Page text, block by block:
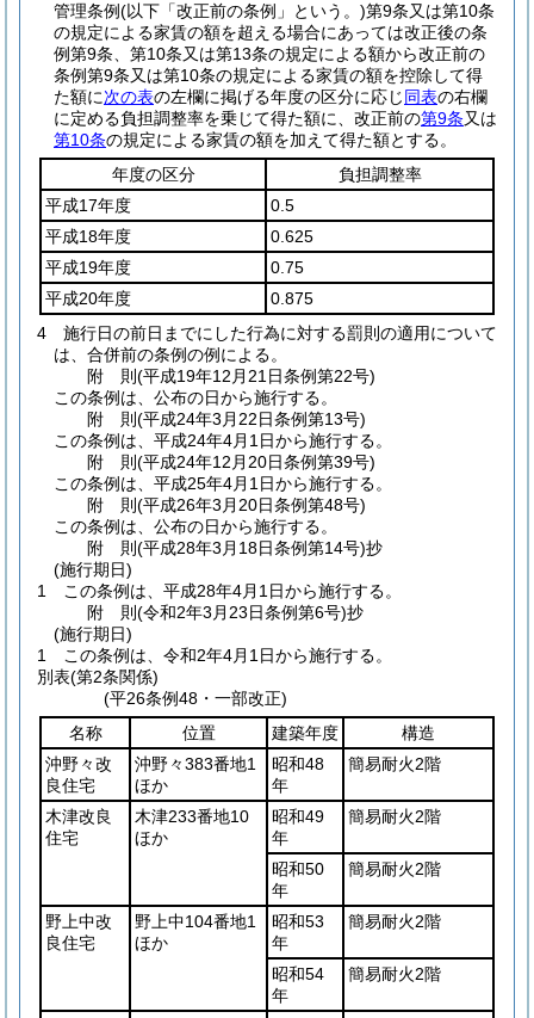
管理条例(以下「改正前の条例」という。)第9条又は第10条
の規定による家賃の額を超える場合にあっては改正後の条
例第9条、第10条又は第13条の規定による額から改正前の
条例第9条又は第10条の規定による家賃の額を控除して得
た額に次の表の左欄に掲げる年度の区分に応じ同表の右欄
に定める負担調整率を乗じて得た額に、改正前の第9条又は
第10条の規定による家賃の額を加えて得た額とする。
年度の区分
負担調整率
平成17年度
0.5
平成18年度
0.625
平成19年度
0.75
平成20年度
0.875
4
施行日の前日までにした行為に対する罰則の適用について
は、合併前の条例の例による。
附 則(平成19年12月21日条例第22号)
この条例は、公布の日から施行する。
附 則(平成24年3月22日条例第13号)
この条例は、平成24年4月1日から施行する。
附 則(平成24年12月20日条例第39号)
この条例は、平成25年4月1日から施行する。
附 則(平成26年3月20日条例第48号)
この条例は、公布の日から施行する。
附 則(平成28年3月18日条例第14号)抄
(施行期日)
1
この条例は、平成28年4月1日から施行する。
附 則(令和2年3月23日条例第6号)抄
(施行期日)
1
この条例は、令和2年4月1日から施行する。
別表(第2条関係)
(平26条例48・一部改正)
名称
位置 建築年度
構造
沖野々改
良住宅
沖野々383番地1
ほか
昭和48
年
簡易耐火2階
木津改良
住宅
木津233番地10
ほか
昭和49
年
簡易耐火2階
昭和50
年
簡易耐火2階
野上中改
良住宅
野上中104番地1
ほか
昭和53
年
簡易耐火2階
昭和54
年
簡易耐火2階